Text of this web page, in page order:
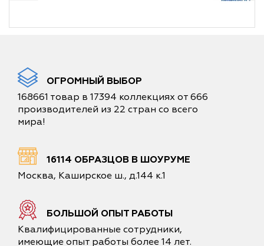
ОГРОМНЫЙ ВЫБОР
168661 товар в 17394 коллекциях от 666
производителей из 22 стран со всего
мира!
16114 ОБРАЗЦОВ В ШОУРУМЕ
Москва, Каширское ш., д.144 к.1
БОЛЬШОЙ ОПЫТ РАБОТЫ
Квалифицированные сотрудники,
имеющие опыт работы более 14 лет.